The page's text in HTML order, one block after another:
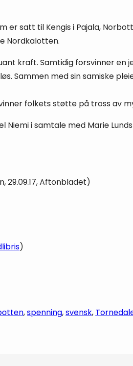
satt til Kengis i Pajala,
Nordkalotten.
kraft. Samtidig forsvinner en
Sammen med sin samiske
folkets støtte på tross av
Niemi i samtale med Marie
29.09.17, Aftonbladet)
)
, spenning, svensk,